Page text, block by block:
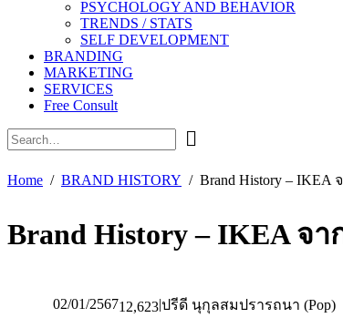
PSYCHOLOGY AND BEHAVIOR
TRENDS / STATS
SELF DEVELOPMENT
BRANDING
MARKETING
SERVICES
Free Consult
Home BRAND HISTORY Brand History –
Brand History – IKEA จ
02/01/256712,623|ปรีดี นุกุลสมปรารถนา (Pop)